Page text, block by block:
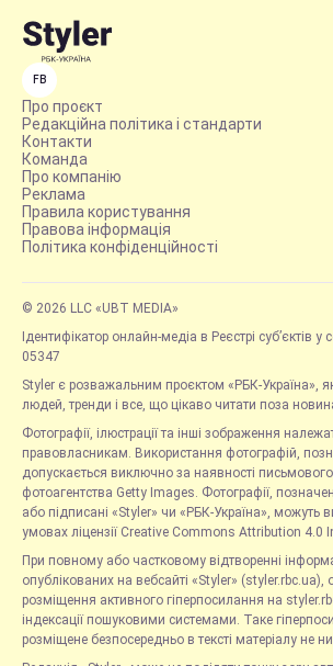
FB
Про проєкт
Редакційна політика і стандарти
Контакти
Команда
Про компанію
Реклама
Правила користування
Правова інформація
Політика конфіденційності
© 2026 LLC «UBT MEDIA»
Ідентифікатор онлайн-медіа в Реєстрі суб’єктів у
05347
Styler є розважальним проєктом «РБК-Україна»,
людей, тренди і все, що цікаво читати поза
Фотографії, ілюстрації та інші зображення
правовласникам. Використання фотографій,
допускається виключно за наявності
фотоагентства Getty Images. Фотографії,
або підписані «Styler» чи «РБК-Україна», можуть
умовах ліцензії Creative Commons Attribution 4.0
При повному або частковому відтворенні
опублікованих на вебсайті «Styler»
розміщення активного гіперпосилання на
індексації пошуковими системами. Таке
розміщене безпосередньо в тексті матеріалу не